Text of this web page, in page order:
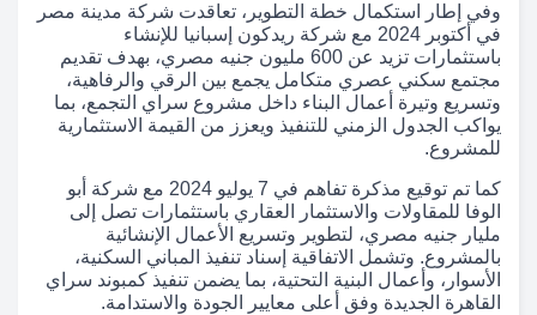
وفي إطار استكمال خطة التطوير، تعاقدت شركة مدينة مصر
في أكتوبر 2024 مع شركة ريدكون إسبانيا للإنشاء
باستثمارات تزيد عن 600 مليون جنيه مصري، بهدف تقديم
مجتمع سكني عصري متكامل يجمع بين الرقي والرفاهية،
وتسريع وتيرة أعمال البناء داخل مشروع سراي التجمع، بما
يواكب الجدول الزمني للتنفيذ ويعزز من القيمة الاستثمارية
للمشروع.
كما تم توقيع مذكرة تفاهم في 7 يوليو 2024 مع شركة أبو
الوفا للمقاولات والاستثمار العقاري باستثمارات تصل إلى
مليار جنيه مصري، لتطوير وتسريع الأعمال الإنشائية
بالمشروع. وتشمل الاتفاقية إسناد تنفيذ المباني السكنية،
الأسوار، وأعمال البنية التحتية، بما يضمن تنفيذ كمبوند سراي
القاهرة الجديدة وفق أعلى معايير الجودة والاستدامة.